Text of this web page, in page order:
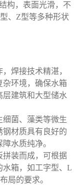
构，表面光滑，不
、Z型等多种形状
焊接技术精湛，
环境，确保水箱
层建筑和大型储水
细菌、藻类等微生
材质具有良好的
水质纯净。
拼装而成，可根据
水箱，如工字型、L
局的要求。